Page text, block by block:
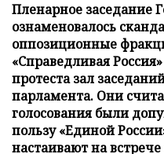
Пленарное заседание
ознаменовалось
оппозиционные
«Справедливая
протеста зал
парламента. Они
голосования были
пользу «Единой
настаивают на